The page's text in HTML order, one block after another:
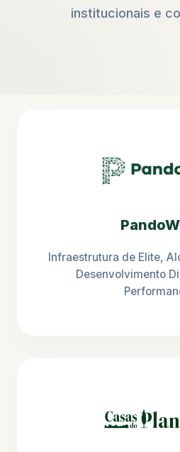
institucionais e
Infraestrutura de Elite,
Desenvolvimento